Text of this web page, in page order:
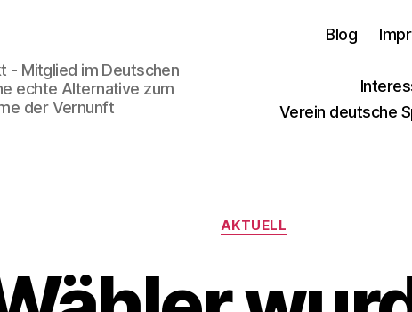
- Mitglied im Deutschen
echte Alternative zum
der Vernunft
Blog
Verein deutsche
Kategorien
AKTUELL